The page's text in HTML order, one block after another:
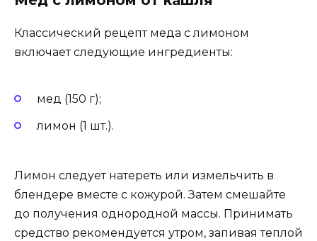
Классический рецепт меда с лимоном
включает следующие ингредиенты:
мед (150 г);
лимон (1 шт.).
Лимон следует натереть или измельчить в
блендере вместе с кожурой. Затем смешайте
до получения однородной массы. Принимать
средство рекомендуется утром, запивая теплой